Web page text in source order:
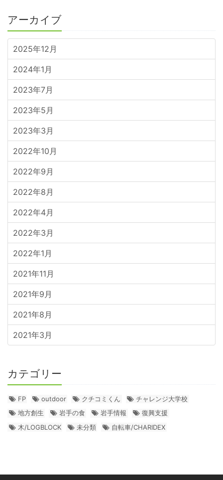
アーカイブ
2025年12月
2024年1月
2023年7月
2023年5月
2023年3月
2022年10月
2022年9月
2022年8月
2022年4月
2022年3月
2022年1月
2021年11月
2021年9月
2021年8月
2021年3月
カテゴリー
FP outdoor クチコミくん
チャレンジ大学校
地方創生
岩手の食 岩手情報
復興支援
木/LOGBLOCK
未分類 自転車/CHARIDEX